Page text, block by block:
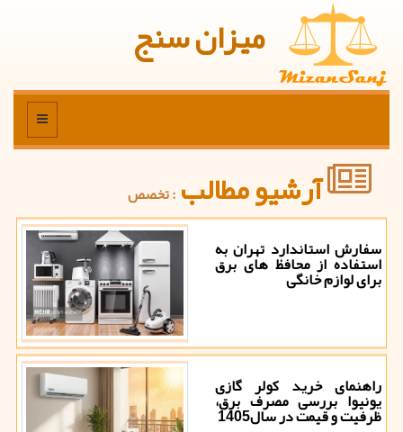
میزان سنج
منو
آرشیو مطالب : تخصص
سفارش استاندارد تهران به
استفاده از محافظ های برق
برای لوازم خانگی
راهنمای خرید کولر گازی
یونیوا بررسی مصرف برق،
ظرفیت و قیمت در سال1405